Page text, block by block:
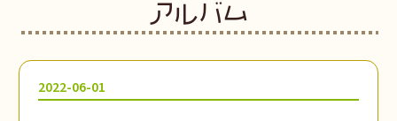
アルバム
2022-06-01